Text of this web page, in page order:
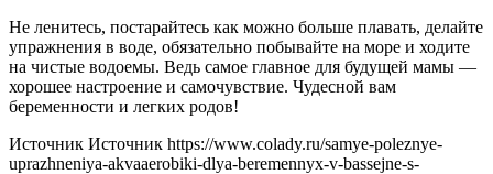
Не ленитесь, постарайтесь как можно больше плавать, делайте
упражнения в воде, обязательно побывайте на море и ходите
на чистые водоемы. Ведь самое главное для будущей мамы —
хорошее настроение и самочувствие. Чудесной вам
беременности и легких родов!
Источник Источник https://www.colady.ru/samye-poleznye-
uprazhneniya-akvaaerobiki-dlya-beremennyx-v-bassejne-s-